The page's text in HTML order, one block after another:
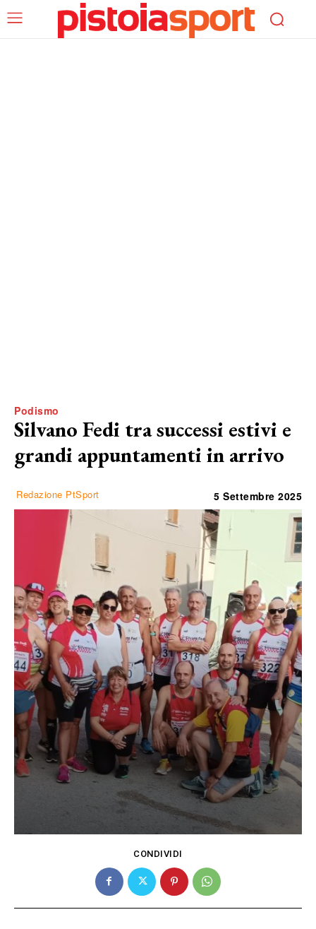
Podismo
Silvano Fedi tra successi estivi e
grandi appuntamenti in arrivo
Redazione PtSport 5 Settembre 2025
CONDIVIDI